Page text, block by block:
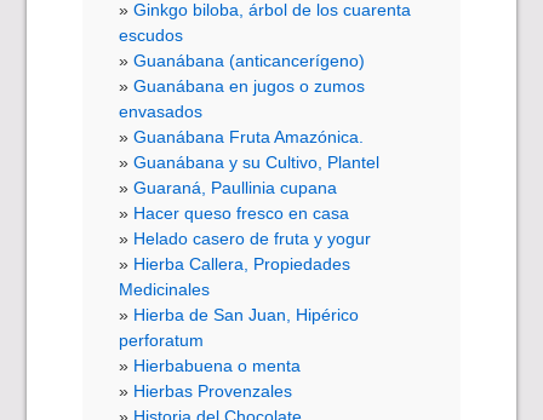
Ginkgo biloba, árbol de los cuarenta
escudos
Guanábana (anticancerígeno)
Guanábana en jugos o zumos
envasados
Guanábana Fruta Amazónica.
Guanábana y su Cultivo, Plantel
Guaraná, Paullinia cupana
Hacer queso fresco en casa
Helado casero de fruta y yogur
Hierba Callera, Propiedades
Medicinales
Hierba de San Juan, Hipérico
perforatum
Hierbabuena o menta
Hierbas Provenzales